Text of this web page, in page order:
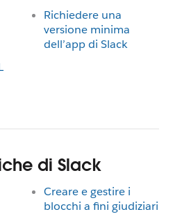
Richiedere una
versione minima
dell’app di Slack
di Slack
Creare e gestire i
blocchi a fini giudiziari